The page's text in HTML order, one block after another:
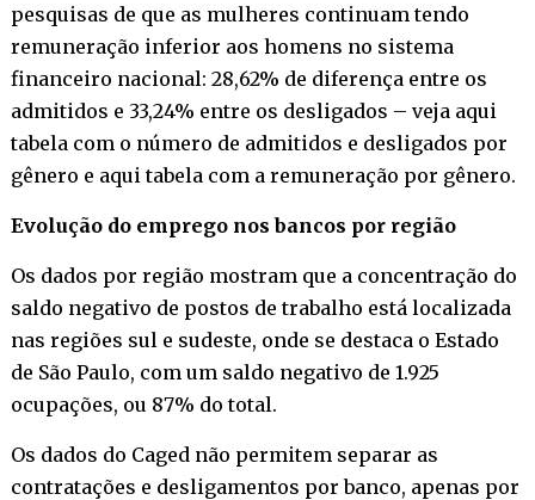
pesquisas de que as mulheres continuam tendo
remuneração inferior aos homens no sistema
financeiro nacional: 28,62% de diferença entre os
admitidos e 33,24% entre os desligados – veja aqui
tabela com o número de admitidos e desligados por
gênero e aqui tabela com a remuneração por gênero.
Evolução do emprego nos bancos por região
Os dados por região mostram que a concentração do
saldo negativo de postos de trabalho está localizada
nas regiões sul e sudeste, onde se destaca o Estado
de São Paulo, com um saldo negativo de 1.925
ocupações, ou 87% do total.
Os dados do Caged não permitem separar as
contratações e desligamentos por banco, apenas por